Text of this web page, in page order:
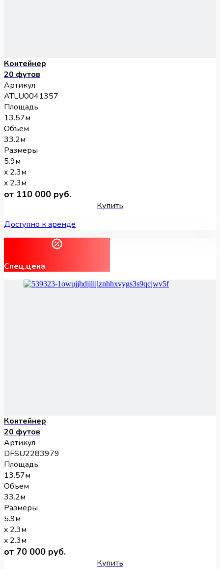
Контейнер
20 футов
Артикул
ATLU0041357
Площадь
13.57м
Объем
33.2м
Размеры
5.9м
x 2.3м
x 2.3м
от 110 000 руб.
Купить
Доступно к аренде
Спец.цена
Контейнер
20 футов
Артикул
DFSU2283979
Площадь
13.57м
Объем
33.2м
Размеры
5.9м
x 2.3м
x 2.3м
от 70 000 руб.
Купить